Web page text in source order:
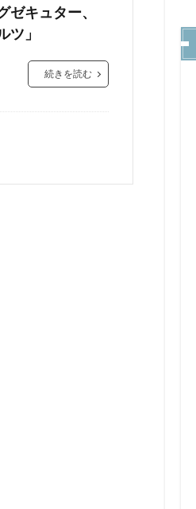
キュター、
ツ」
続きを読む